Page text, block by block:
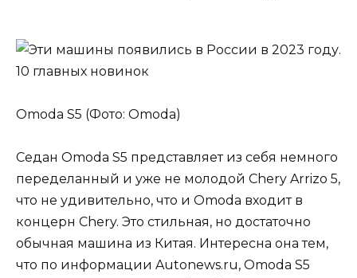
Omoda S5 (Фото: Omoda)
Седан Omoda S5 представляет из себя немного
переделанный и уже не молодой Chery Arrizo 5,
что не удивительно, что и Omoda входит в
концерн Chery. Это стильная, но достаточно
обычная машина из Китая. Интересна она тем,
что по информации Autonews.ru, Omoda S5